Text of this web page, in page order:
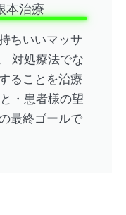
本治療
ちいいマッサ
対処療法でな
ることを治療
・患者様の望
最終ゴールで